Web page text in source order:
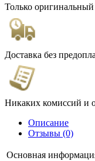
Только оригинальный
Доставка без
Никаких комиссий и
Описание
Отзывы (0)
Основная